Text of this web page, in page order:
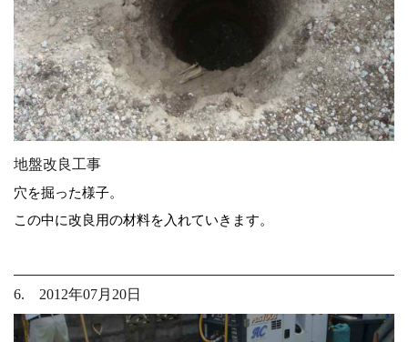
地盤改良工事
穴を掘った様子。
この中に改良用の材料を入れていきます。
6. 2012年07月20日